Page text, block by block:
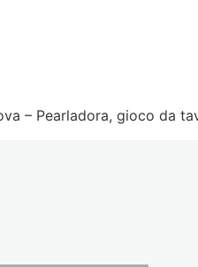
– Pearladora, gioco da